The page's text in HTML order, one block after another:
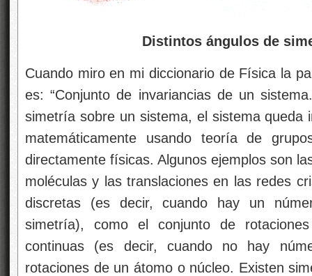
Distintos ángulos de
Cuando miro en mi diccionario de Física la
es: “Conjunto de invariancias de un
simetría sobre un sistema, el sistema queda
matemáticamente usando teoría de
directamente físicas. Algunos ejemplos son
moléculas y las translaciones en las redes
discretas (es decir, cuando hay un
simetría), como el conjunto de
continuas (es decir, cuando no hay
rotaciones de un átomo o núcleo. Existen